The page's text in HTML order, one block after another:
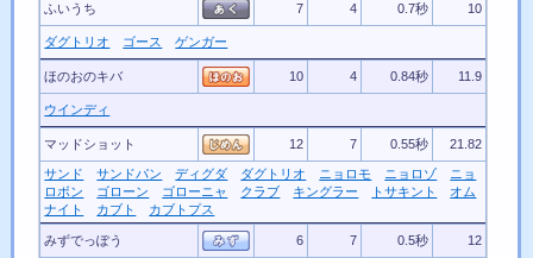
ふいうち 7 4 0.7秒 10
ダグトリオ ゴース ゲンガー
ほのおのキバ 10 4 0.84秒 11.9
ウインディ
マッドショット 12 7 0.55秒 21.82
サンド サンドパン ディグダ ダグトリオ ニョロモ ニョロゾ
ニョ
ロボン
ゴローン ゴローニャ クラブ キングラー トサキント
オム
ナイト
カブト カブトプス
みずでっぽう 6 7 0.5秒 12